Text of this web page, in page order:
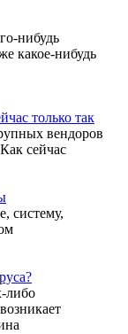
нибудь
какое-нибудь
только так
вендоров
сейчас
систему,
либо